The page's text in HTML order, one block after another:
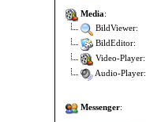
Media:
BildViewer:
BildEditor:
Video-Player:
Audio-Player:
Messenger: